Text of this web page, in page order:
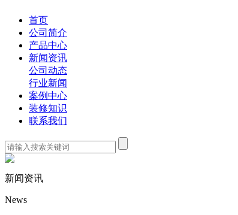
首页
公司简介
产品中心
新闻资讯
公司动态
行业新闻
案例中心
装修知识
联系我们
新闻资讯
News